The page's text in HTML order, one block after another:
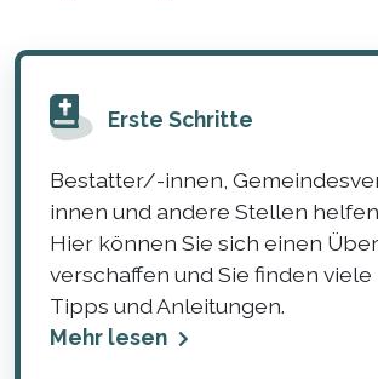
Erste Schritte
Bestatter/-innen,
innen und andere Stellen
Hier können Sie sich einen
verschaffen und Sie finden
Tipps und Anleitungen.
Mehr lesen